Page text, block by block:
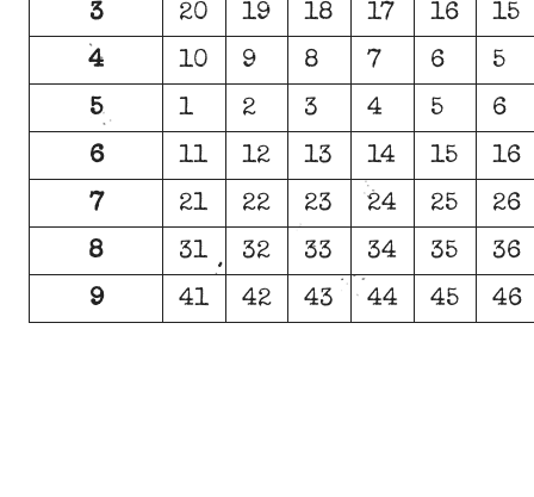
3
20 19 18 17 16
15
4
10 9 8 7 6
5
5
1 2 3 4 5
6
6
11 12 13 14 15
16
7
21 22 23 24 25
26
8
31 32 33 34 35
36
9
41 42 43 44 45 46